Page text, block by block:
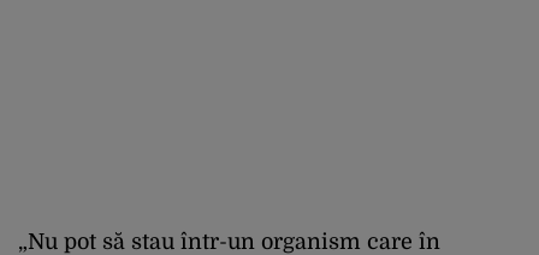
„Nu pot să stau într-un organism care în